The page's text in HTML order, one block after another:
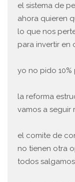
el sistema de
ahora quieren
lo que nos
para invertir en
yo no pido
la reforma
vamos a
el comite de
no tienen otra
todos